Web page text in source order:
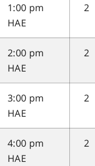
1:00 pm
HAE
2
2:00 pm
HAE
2
3:00 pm
HAE
2
4:00 pm
HAE
2